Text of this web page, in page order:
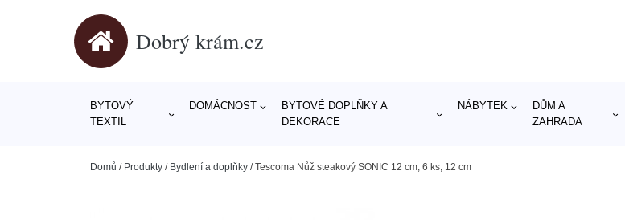
Dobrý krám.cz
BYTOVÝ
TEXTIL
DOMÁCNOST
BYTOVÉ DOPLŇKY A
DEKORACE
NÁBYTEK
DŮM A
ZAHRADA
Domů / Produkty / Bydlení a doplňky /Tescoma Nůž steakový SONIC 12 cm, 6 ks, 12 cm